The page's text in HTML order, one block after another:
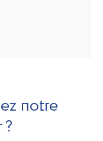
notre